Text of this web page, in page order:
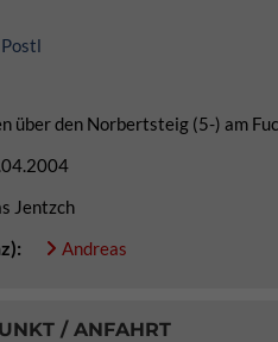
über den Norbertsteig (5-) am
Jentzch
Andreas
/ ANFAHRT